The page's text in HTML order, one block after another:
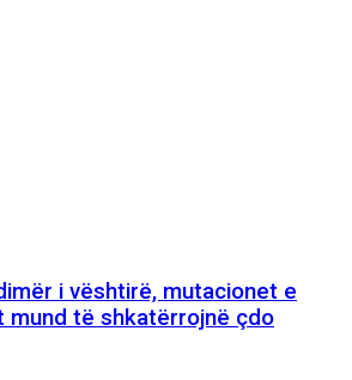
i vështirë, mutacionet e
mund të shkatërrojnë çdo